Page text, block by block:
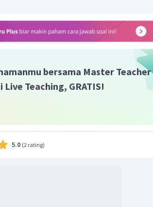
pemisahan kromatid. Kromatid ditarik menuju
bersama Master Teacher
Live Teaching, GRATIS!
5.0 (2 rating)